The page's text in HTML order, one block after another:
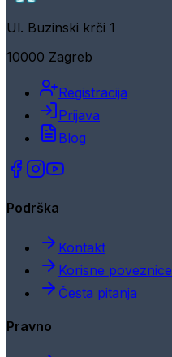
Ul. Buzinski krči 1
10000 Zagreb
Registracija
Prijava
Blog
Podrška
Kontakt
Korisne poveznice
Česta pitanja
Pravno